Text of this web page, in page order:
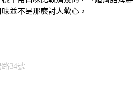
並不是那麼討人歡心。
34號